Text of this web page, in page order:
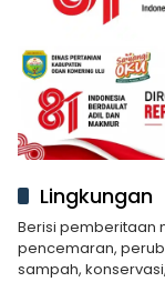
Lingkungan
Berisi pemberitaan
pencemaran,
sampah,